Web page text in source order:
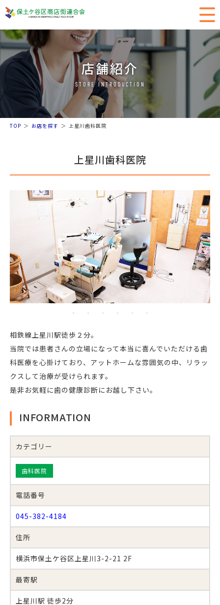
店舗紹介
STORE INTRODUCTION
TOP お店を探す 上星川歯科医院
上星川歯科医院
相鉄線上星川駅徒歩２分。
当院では患者さんの立場になって本当に喜んでいただける歯
科医療を心掛けており、アットホームな雰囲気の中、リラッ
クスして治療が受けられます。
是非お気軽に歯の健康診断にお越し下さい。
INFORMATION
カテゴリー
歯科医院
電話番号
045-382-4184
住所
横浜市保土ケ谷区上星川3-2-21 2F
最寄駅
上星川駅 徒歩2分